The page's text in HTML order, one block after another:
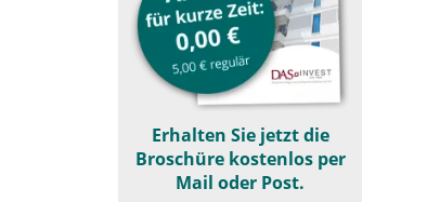
Erhalten Sie jetzt die
Broschüre kostenlos per
Mail oder Post.